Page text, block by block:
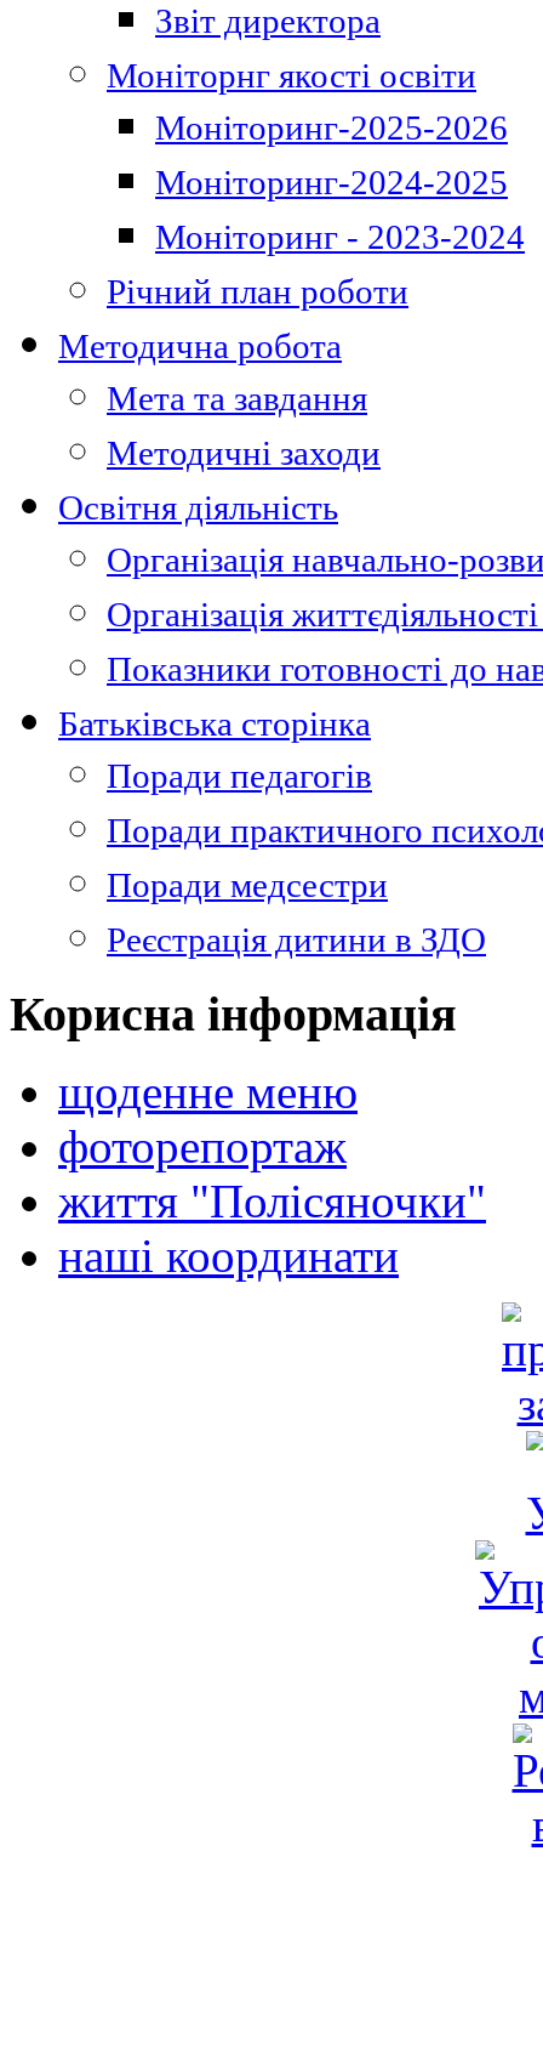
Звіт директора
Моніторнг якості освіти
Моніторинг-2025-2026
Моніторинг-2024-2025
Моніторинг - 2023-2024
Річний план роботи
Методична робота
Мета та завдання
Методичні заходи
Освітня діяльність
Організація навчально-
Організація
Показники готовності до
Батьківська сторінка
Поради педагогів
Поради практичного
Поради медсестри
Реєстрація дитини в ЗДО
Корисна інформація
щоденне меню
фоторепортаж
життя "Полісяночки"
наші координати